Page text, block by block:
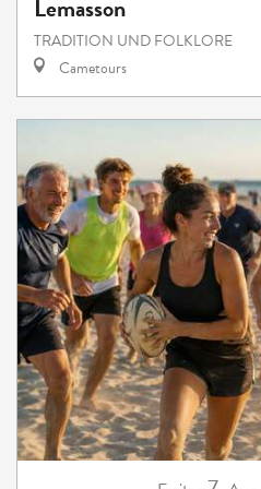
Lemasson
TRADITION UND FOLKLORE
Cametours